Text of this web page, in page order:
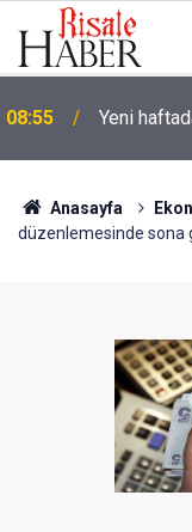
08:55 Yeni
Anasayfa
düzenlemesinde sona